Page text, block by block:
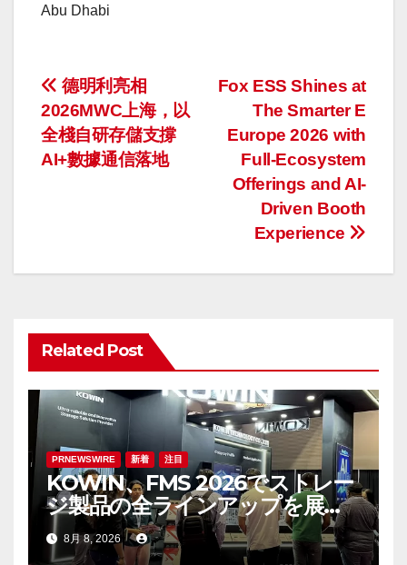
Abu Dhabi
投
稿
ナ
ー
ョ
ン
Fox ESS Shines at
The Smarter E
Europe 2026 with
Full-Ecosystem
Offerings and AI-
Driven Booth
Experience
德明利亮相
2026MWC上海，以
全棧自研存儲支撐
AI+數據通信落地
Related Post
PRNEWSWIRE 新着 注目
KOWIN、FMS 2026でストレー
ジ製品の全ラインアップを展
示：高性能ストレージ製品がAI
分野の革新を牽引
8月 8, 2026